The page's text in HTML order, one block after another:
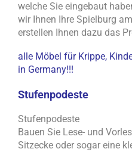
welche Sie eingebaut
wir Ihnen Ihre Spielburg
erstellen Ihnen dazu das
alle Möbel für Krippe,
in Germany!!!
Stufenpodeste
Stufenpodeste
Bauen Sie Lese- und
Sitzecke oder sogar eine